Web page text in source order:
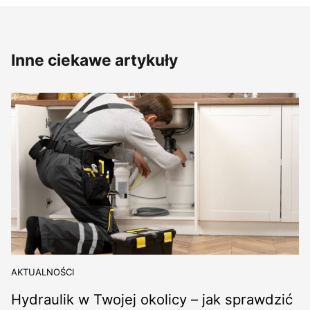
Inne ciekawe artykuły
AKTUALNOŚCI
Hydraulik w Twojej okolicy – jak sprawdzić